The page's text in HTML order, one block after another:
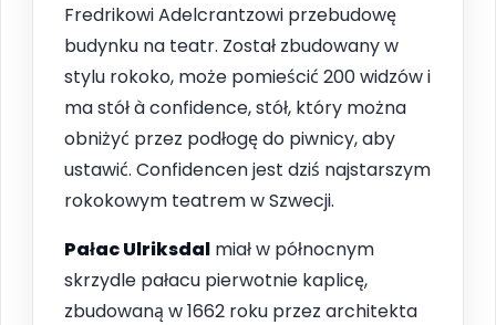
Fredrikowi Adelcrantzowi przebudowę
budynku na teatr. Został zbudowany w
stylu rokoko, może pomieścić 200 widzów i
ma stół à confidence, stół, który można
obniżyć przez podłogę do piwnicy, aby
ustawić. Confidencen jest dziś najstarszym
rokokowym teatrem w Szwecji.
Pałac Ulriksdal miał w północnym
skrzydle pałacu pierwotnie kaplicę,
zbudowaną w 1662 roku przez architekta